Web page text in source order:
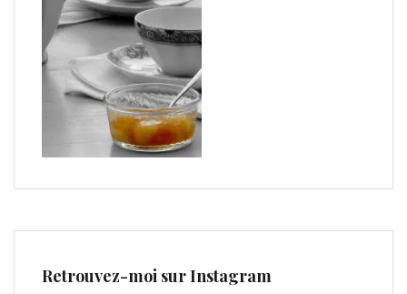
Retrouvez-moi sur Instagram